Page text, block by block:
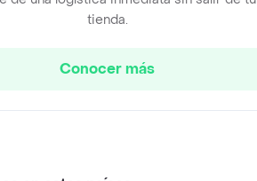
tienda.
Conocer más